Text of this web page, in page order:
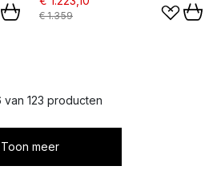
€ 1.359
van 123 producten
Toon meer